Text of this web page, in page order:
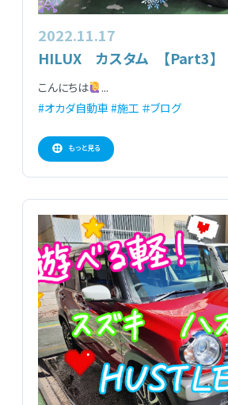
2022.11.17
HILUX カスタム 【Part3】
こんにちは
...
#オカダ自動車 #施工 ＃ブログ
もっと見る